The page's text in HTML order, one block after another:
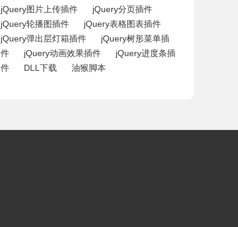
jQuery图片上传插件
jQuery分页插件
jQuery轮播图插件
jQuery表格图表插件
jQuery弹出层灯箱插件
jQuery树形菜单插
件
jQuery动画效果插件
jQuery进度条插
件
DLL下载 油猴脚本